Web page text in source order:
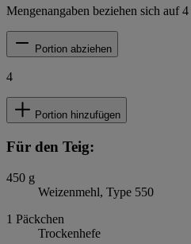
Mengenangaben beziehen sich auf4
Portion abziehen
4
Portion hinzufügen
Für den Teig:
450 g
Weizenmehl, Type 550
1 Päckchen
Trockenhefe